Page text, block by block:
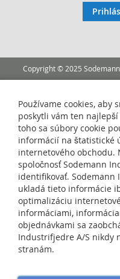
Copyright © 2025
Používame cookies, aby
poskytli vám ten
toho sa súbory cookie
informácií na štatistické
internetového obchodu.
spoločnosť Sodemann
identifikovať.
ukladá tieto informácie
optimalizáciu
informáciami,
objednávkami sa
Industrifjedre A/S nikdy
stranám.